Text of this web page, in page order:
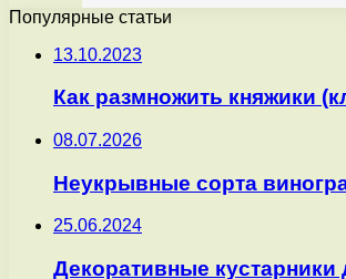
Популярные статьи
13.10.2023
Как размножить княжики
08.07.2026
Неукрывные сорта
25.06.2024
Декоративные кустарники